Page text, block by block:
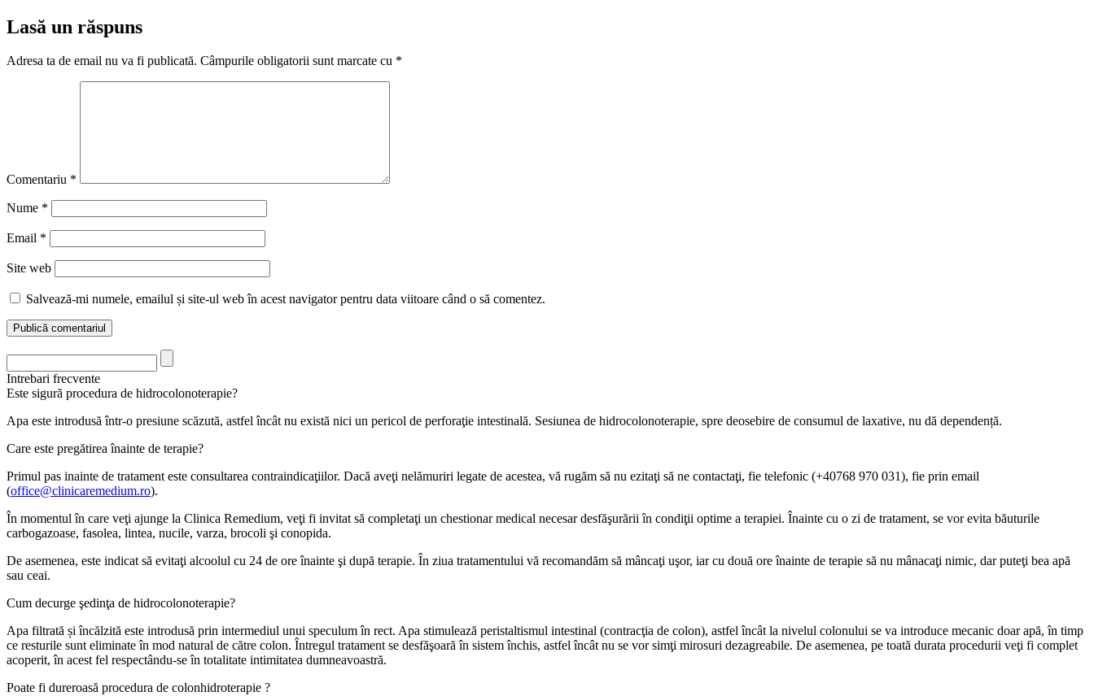
Lasă un răspuns
Adresa ta de email nu va fi publicată. Câmpurile obligatorii sunt marcate cu *
Comentariu *
Nume *
Email *
Site web
Salvează-mi numele, emailul și site-ul web în acest navigator pentru data viitoare când o să comentez.
Intrebari frecvente
Este sigură procedura de hidrocolonoterapie?
Apa este introdusă într-o presiune scăzută, astfel încât nu există nici un pericol de perforaţie intestinală. Sesiunea de hidrocolonoterapie, spre deosebire de consumul de laxative, nu dă dependență.
Care este pregătirea înainte de terapie?
Primul pas inainte de tratament este consultarea contraindicaţiilor. Dacă aveţi nelămuriri legate de acestea, vă rugăm să nu ezitaţi să ne contactaţi, fie telefonic (+40768 970 031), fie prin email
(office@clinicaremedium.ro).
În momentul în care veţi ajunge la Clinica Remedium, veţi fi invitat să completaţi un chestionar medical necesar desfăşurării în condiţii optime a terapiei. Înainte cu o zi de tratament, se vor evita băuturile
carbogazoase, fasolea, lintea, nucile, varza, brocoli şi conopida.
De asemenea, este indicat să evitaţi alcoolul cu 24 de ore înainte şi după terapie. În ziua tratamentului vă recomandăm să mâncaţi uşor, iar cu două ore înainte de terapie să nu mânacaţi nimic, dar puteţi bea apă
sau ceai.
Cum decurge şedinţa de hidrocolonoterapie?
Apa filtrată și încălzită este introdusă prin intermediul unui speculum în rect. Apa stimulează peristaltismul intestinal (contracţia de colon), astfel încât la nivelul colonului se va introduce mecanic doar apă, în timp
ce resturile sunt eliminate în mod natural de către colon. Întregul tratament se desfăşoară în sistem închis, astfel încât nu se vor simţi mirosuri dezagreabile. De asemenea, pe toată durata procedurii veţi fi complet
acoperit, în acest fel respectându-se în totalitate intimitatea dumneavoastră.
Poate fi dureroasă procedura de colonhidroterapie ?